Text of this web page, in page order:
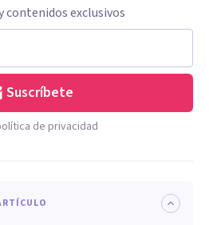
contenidos exclusivos
Suscríbete
de privacidad